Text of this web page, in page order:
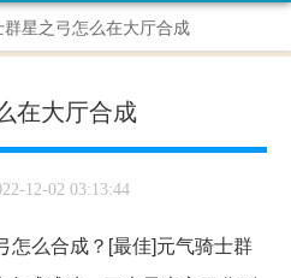
群星之弓怎么在大厅合成
在大厅合成
12-02 03:13:44
怎么合成？[最佳]元气骑士群